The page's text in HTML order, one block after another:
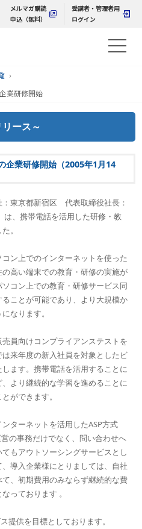
メルマガ購読
申込（無料）
受講者・管理者用
ログイン
業研修開始
ース～
企業研修開始（2005年1月14
東京都新宿区 代表取締役社長：
は、携帯電話を活用した研修・教
。
ン上でのインターネットを使った
高い端末での教育・研修の実施が
コン上での教育・研修サービス同
ことが可能であり、より大規模か
なります。
員向けコンプライアンステストを
来年度の新入社員を対象としたビ
ます。携帯電話を活用することに
より継続的な学習を進めることに
ができます。
ターネットを活用したASP方式
の事務だけでなく、問い合わせへ
もアウトソーシングサービスとし
導入企業様にとりましては、自社
、初期費用のみならず継続的な費
っております 。
提供を目標としております。